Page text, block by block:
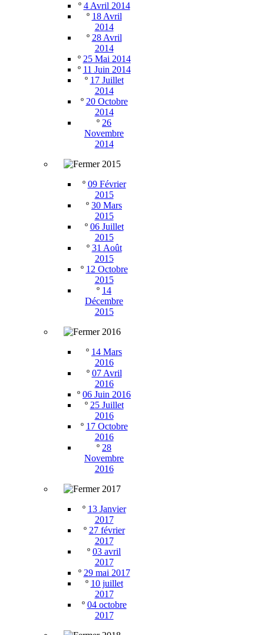
º 4 Avril 2014
º 18 Avril
2014
º 28 Avril
2014
º 25 Mai 2014
º 11 Juin 2014
º 17 Juillet
2014
º 20 Octobre
2014
º 26
Novembre
2014
2015
º 09 Février
2015
º 30 Mars
2015
º 06 Juillet
2015
º 31 Août
2015
º 12 Octobre
2015
º 14
Décembre
2015
2016
º 14 Mars
2016
º 07 Avril
2016
º 06 Juin 2016
º 25 Juillet
2016
º 17 Octobre
2016
º 28
Novembre
2016
2017
º 13 Janvier
2017
º 27 février
2017
º 03 avril
2017
º 29 mai 2017
º 10 juillet
2017
º 04 octobre
2017